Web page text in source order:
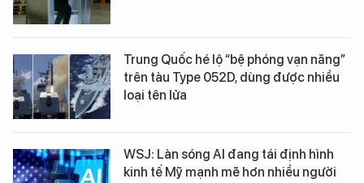
Trung Quốc hé lộ “bệ phóng vạn năng”
trên tàu Type 052D, dùng được nhiều
loại tên lửa
WSJ: Làn sóng AI đang tái định hình
kinh tế Mỹ mạnh mẽ hơn nhiều người